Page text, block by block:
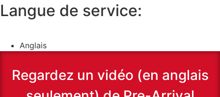
Langue de service:
Anglais
Regardez un vidéo (en anglais